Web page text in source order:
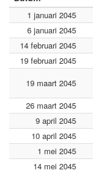
1 januari 2045
6 januari 2045
14 februari 2045
19 februari 2045
19 maart 2045
26 maart 2045
9 april 2045
10 april 2045
1 mei 2045
14 mei 2045